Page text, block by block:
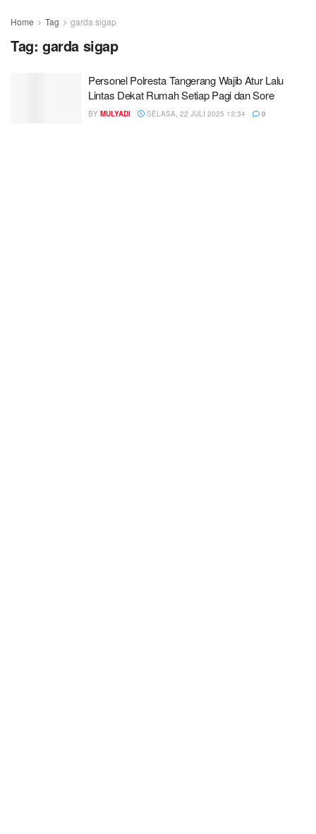
Home Tag garda sigap
Tag: garda sigap
Personel Polresta Tangerang Wajib Atur Lalu
Lintas Dekat Rumah Setiap Pagi dan Sore
BY MULYADI SELASA, 22 JULI 2025 13:34 0